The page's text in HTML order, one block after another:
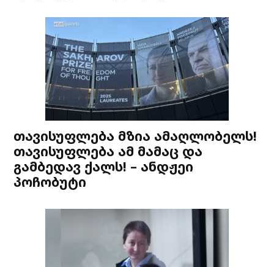
თავისუფლება მზია ამაღლობელს!
თავისუფლება ამ მამაც და
გამბედავ ქალს! – ანდჟეი
პოჩობუტი